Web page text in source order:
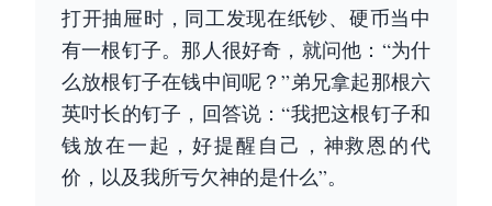
打开抽屉时，同工发现在纸钞、硬币当中
有一根钉子。那人很好奇，就问他：“为什
么放根钉子在钱中间呢？”弟兄拿起那根六
英吋长的钉子，回答说：“我把这根钉子和
钱放在一起，好提醒自己，神救恩的代
价，以及我所亏欠神的是什么”。